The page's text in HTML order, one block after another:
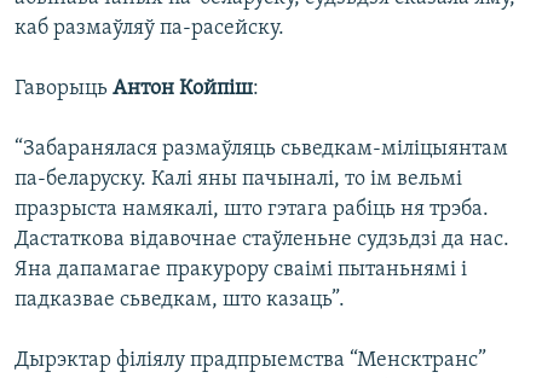
каб размаўляў па-расейску.
Гаворыць Антон Койпіш:
“Забаранялася размаўляць сьведкам-міліцыянтам
па-беларуску. Калі яны пачыналі, то ім вельмі
празрыста намякалі, што гэтага рабіць ня трэба.
Дастаткова відавочнае стаўленьне судзьдзі да нас.
Яна дапамагае пракурору сваімі пытаньнямі і
падказвае сьведкам, што казаць”.
Дырэктар філіялу прадпрыемства “Менсктранс”